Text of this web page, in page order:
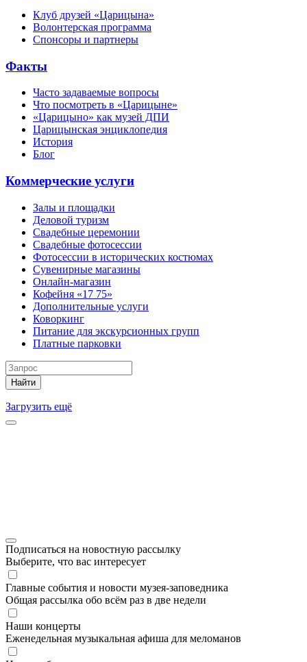
Клуб друзей «Царицына»
Волонтерская программа
Спонсоры и партнеры
Факты
Часто задаваемые вопросы
Что посмотреть в «Царицыне»
«Царицыно» как музей ДПИ
Царицынская энциклопедия
История
Блог
Коммерческие услуги
Залы и площадки
Деловой туризм
Свадебные церемонии
Свадебные фотосессии
Фотосессии в исторических костюмах
Сувенирные магазины
Онлайн-магазин
Кофейня «17 75»
Дополнительные услуги
Коворкинг
Питание для экскурсионных групп
Платные парковки
Найти
Загрузить ещё
Подписаться на новостную рассылку
Выберите, что вас интересует
Главные события и новости музея-заповедника
Общая рассылка обо всём раз в две недели
Наши концерты
Еженедельная музыкальная афиша для меломанов